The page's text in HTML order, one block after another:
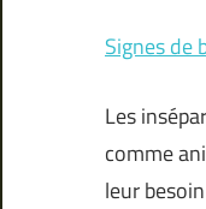
Signes de
Les
comme
leur